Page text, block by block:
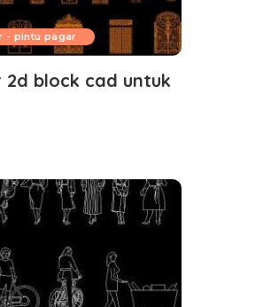
- pintu pagar
2d block cad untuk